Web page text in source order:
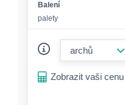
Balení
palety
Zobrazit vaši cenu